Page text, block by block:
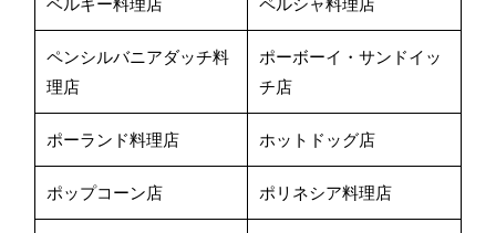
ペンシルバニアダッチ料
理店
ポーボーイ・サンドイッ
チ店
ポーランド料理店 ホットドッグ店
ポップコーン店 ポリネシア料理店